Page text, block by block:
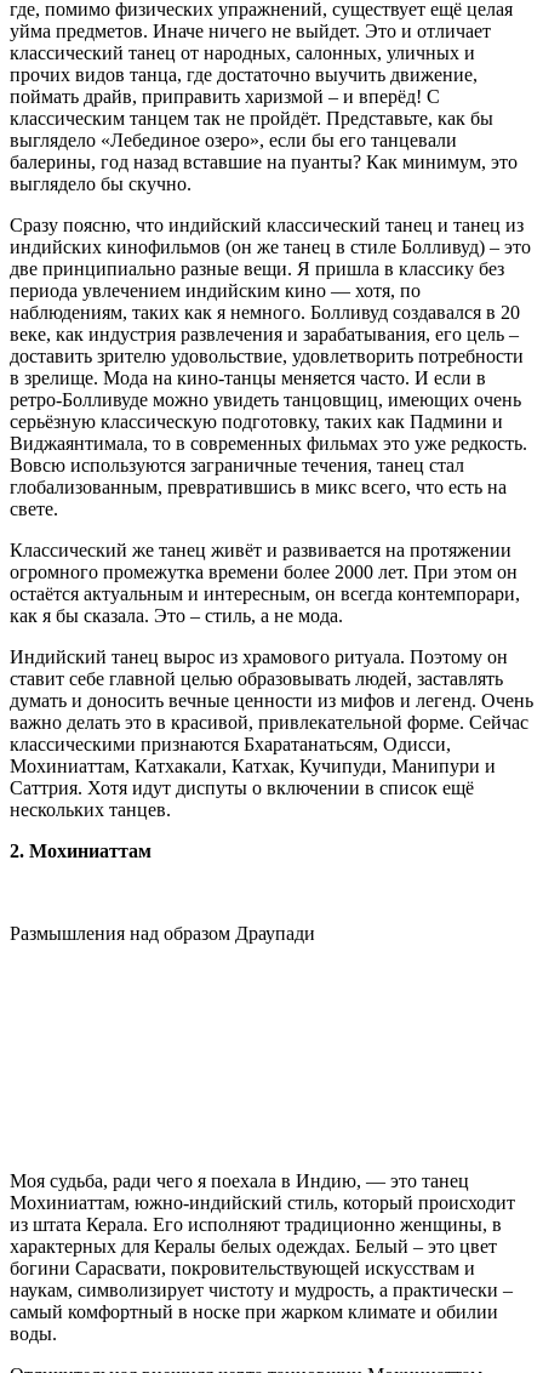
где, помимо физических упражнений, существует ещё целая
уйма предметов. Иначе ничего не выйдет. Это и отличает
классический танец от народных, салонных, уличных и
прочих видов танца, где достаточно выучить движение,
поймать драйв, приправить харизмой – и вперёд! С
классическим танцем так не пройдёт. Представьте, как бы
выглядело «Лебединое озеро», если бы его танцевали
балерины, год назад вставшие на пуанты? Как минимум, это
выглядело бы скучно.
Сразу поясню, что индийский классический танец и танец из
индийских кинофильмов (он же танец в стиле Болливуд) – это
две принципиально разные вещи. Я пришла в классику без
периода увлечением индийским кино — хотя, по
наблюдениям, таких как я немного. Болливуд создавался в 20
веке, как индустрия развлечения и зарабатывания, его цель –
доставить зрителю удовольствие, удовлетворить потребности
в зрелище. Мода на кино-танцы меняется часто. И если в
ретро-Болливуде можно увидеть танцовщиц, имеющих очень
серьёзную классическую подготовку, таких как Падмини и
Виджаянтимала, то в современных фильмах это уже редкость.
Вовсю используются заграничные течения, танец стал
глобализованным, превратившись в микс всего, что есть на
свете.
Классический же танец живёт и развивается на протяжении
огромного промежутка времени более 2000 лет. При этом он
остаётся актуальным и интересным, он всегда контемпорари,
как я бы сказала. Это – стиль, а не мода.
Индийский танец вырос из храмового ритуала. Поэтому он
ставит себе главной целью образовывать людей, заставлять
думать и доносить вечные ценности из мифов и легенд. Очень
важно делать это в красивой, привлекательной форме. Сейчас
классическими признаются Бхаратанатьсям, Одисси,
Мохиниаттам, Катхакали, Катхак, Кучипуди, Манипури и
Саттрия. Хотя идут диспуты о включении в список ещё
нескольких танцев.
2. Мохиниаттам
Размышления над образом Драупади
Моя судьба, ради чего я поехала в Индию, — это танец
Мохиниаттам, южно-индийский стиль, который происходит
из штата Керала. Его исполняют традиционно женщины, в
характерных для Кералы белых одеждах. Белый – это цвет
богини Сарасвати, покровительствующей искусствам и
наукам, символизирует чистоту и мудрость, а практически –
самый комфортный в носке при жарком климате и обилии
воды.